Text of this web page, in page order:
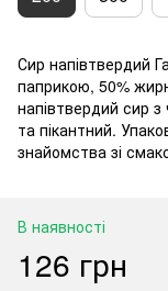
Сир напівтвердий
паприкою, 50%
напівтвердий сир
та пікантний.
знайомства зі
В наявності
126 грн